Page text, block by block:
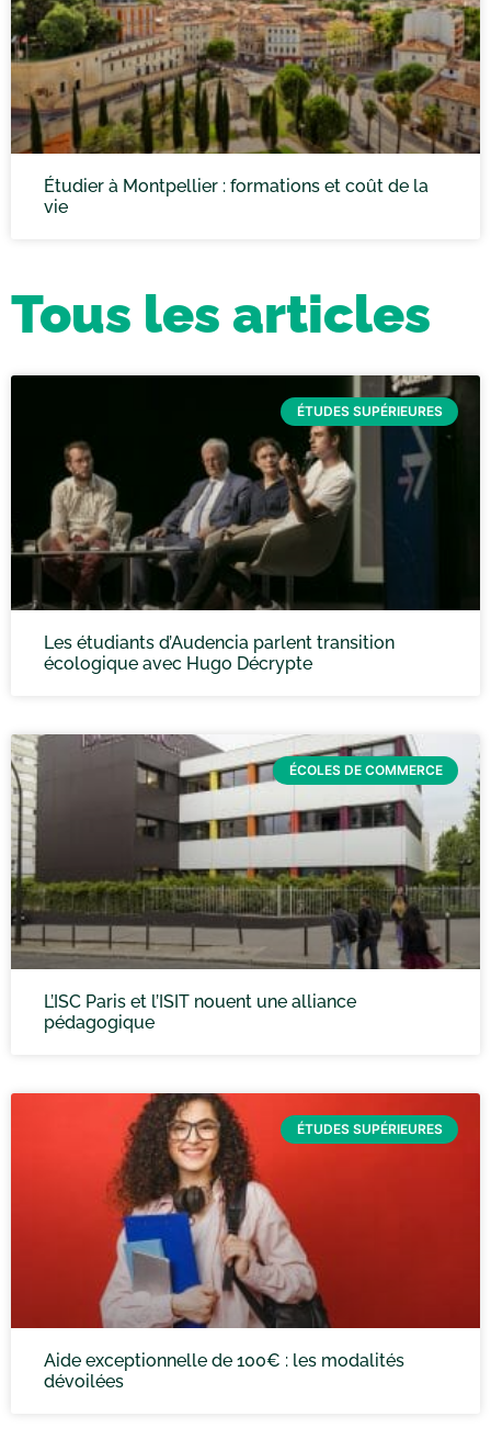
Étudier à Montpellier : formations et coût de la
vie
Tous les articles
ÉTUDES SUPÉRIEURES
Les étudiants d’Audencia parlent transition
écologique avec Hugo Décrypte
ÉCOLES DE COMMERCE
L’ISC Paris et l’ISIT nouent une alliance
pédagogique
ÉTUDES SUPÉRIEURES
Aide exceptionnelle de 100€ : les modalités
dévoilées